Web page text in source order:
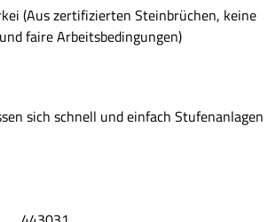
(Aus zertifizierten Steinbrüchen, keine
faire Arbeitsbedingungen)
sich schnell und einfach Stufenanlagen